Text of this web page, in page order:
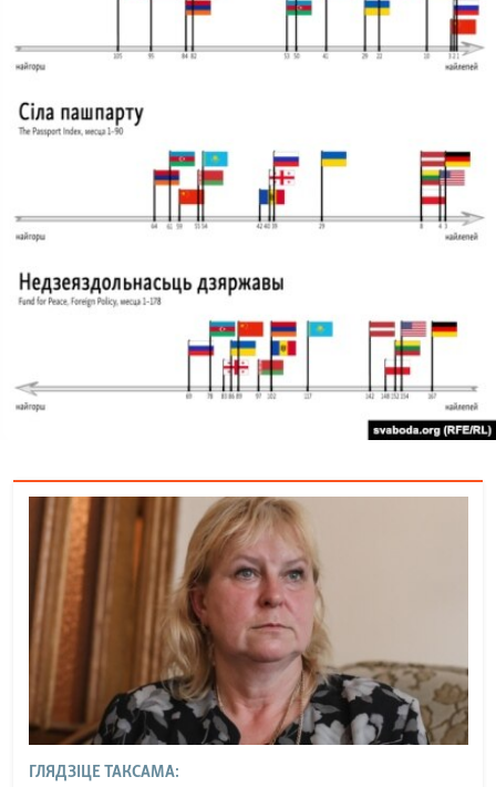
ГЛЯДЗІЦЕ ТАКСАМА: